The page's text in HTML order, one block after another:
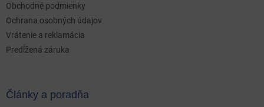
Obchodné podmienky
Ochrana osobných údajov
Vrátenie a reklamácia
Predĺžená záruka
Články a poradňa